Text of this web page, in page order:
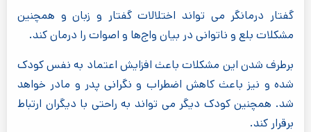
گفتار درمانگر می تواند اختلالات گفتار و زبان و همچنین
مشکلات بلع و ناتوانی در بیان واج‌ها و اصوات را درمان کند.
برطرف شدن این مشکلات باعث افزایش اعتماد به نفس کودک
شده و نیز باعث کاهش اضطراب و نگرانی پدر و مادر خواهد
شد. همچنین کودک دیگر می تواند به راحتی با دیگران ارتباط
برقرار کند.